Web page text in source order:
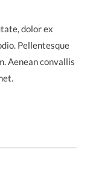
dolor ex
Pellentesque
Aenean convallis